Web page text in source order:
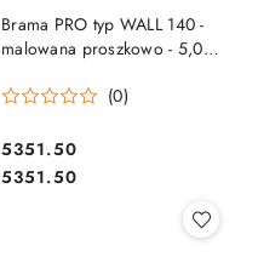
Brama PRO typ WALL 140 -
malowana proszkowo - 5,00
(0)
Cena:
5351.50
Cena:
5351.50